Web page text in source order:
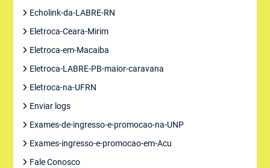
Echolink-da-LABRE-RN
Eletroca-Ceara-Mirim
Eletroca-em-Macaiba
Eletroca-LABRE-PB-maior-caravana
Eletroca-na-UFRN
Enviar logs
Exames-de-ingresso-e-promocao-na-UNP
Exames-ingresso-e-promocao-em-Acu
Fale Conosco